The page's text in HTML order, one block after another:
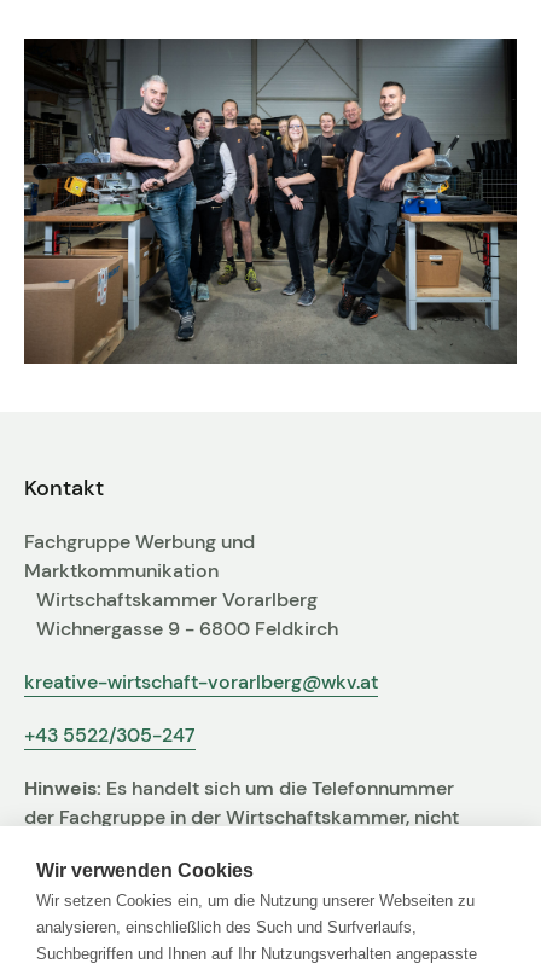
Kontakt
Fachgruppe Werbung und
Marktkommunikation
Wirtschaftskammer Vorarlberg
Wichnergasse 9 - 6800 Feldkirch
kreative-wirtschaft-vorarlberg@wkv.at
+43 5522/305-247
Hinweis: Es handelt sich um die Telefonnummer
der Fachgruppe in der Wirtschaftskammer, nicht
Wir verwenden Cookies
Wir setzen Cookies ein, um die Nutzung unserer Webseiten zu
analysieren, einschließlich des Such und Surfverlaufs,
Suchbegriffen und Ihnen auf Ihr Nutzungsverhalten angepasste